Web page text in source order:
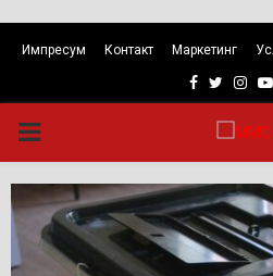
Импресум Контакт Маркетинг
Facebook
Twitter
PRIMARY
MENU